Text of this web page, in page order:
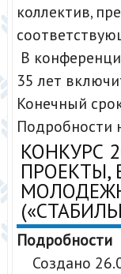
коллектив,
В
35 лет
Конечный
Подробности
КОНКУРС
Подробности
Создано